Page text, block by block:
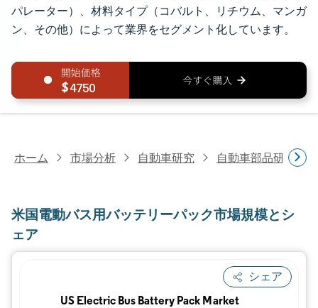
パレーター）、材料タイプ（コバルト、リチウム、マンガ
ン、その他）によって業界をセグメント化しています。
4750
ホーム 市場分析 自動車研究 自動車部品研究
米国電動バス用バッテリーパック市場規模とシ
ェア
シェア